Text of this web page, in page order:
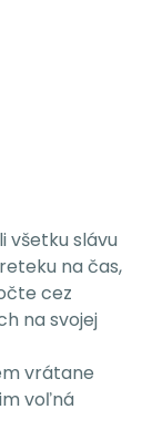
všetku slávu
na čas,
cez
na svojej
vrátane
voľná